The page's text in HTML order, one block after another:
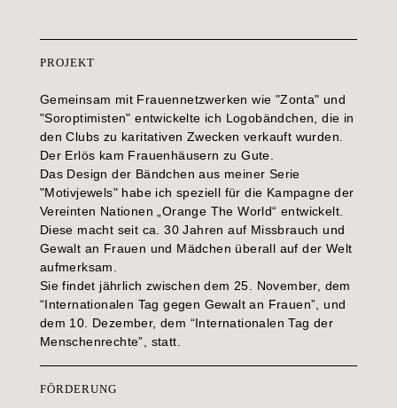
PROJEKT
Gemeinsam mit Frauennetzwerken wie "Zonta" und
"Soroptimisten" entwickelte ich Logobändchen, die in
den Clubs zu karitativen Zwecken verkauft wurden.
Der Erlös kam Frauenhäusern zu Gute.
Das Design der Bändchen aus meiner Serie
"Motivjewels" habe ich speziell für die Kampagne der
Vereinten Nationen „Orange The World“ entwickelt.
Diese macht seit ca. 30 Jahren auf Missbrauch und
Gewalt an Frauen und Mädchen überall auf der Welt
aufmerksam.
Sie findet jährlich zwischen dem 25. November, dem
“Internationalen Tag gegen Gewalt an Frauen”, und
dem 10. Dezember, dem “Internationalen Tag der
Menschenrechte”, statt.
FÖRDERUNG